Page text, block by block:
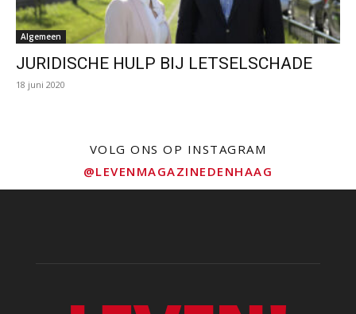
Algemeen
JURIDISCHE HULP BIJ LETSELSCHADE
18 juni 2020
VOLG ONS OP INSTAGRAM
@LEVENMAGAZINEDENHAAG